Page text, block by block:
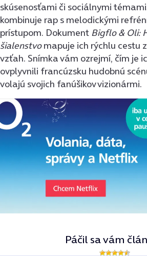
skúsenosťami či sociálnymi
kombinuje rap s melodickými
prístupom. Dokument Bigflo & Oli:
šialenstvomapuje ich rýchlu cestu
vzťah. Snímka vám ozrejmí, čím je
ovplyvnili francúzsku hudobnú
volajú svojich fanúšikov vizionármi.
Páčil sa vám